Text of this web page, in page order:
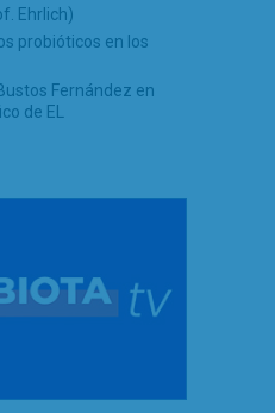
Ehrlich)
probióticos en los
Fernández en
de EL